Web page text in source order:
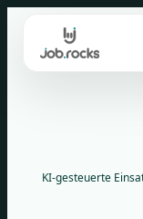
content
KI-gesteuerte